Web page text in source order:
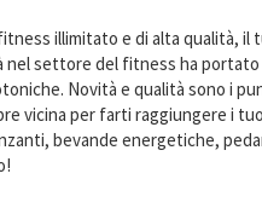
illimitato e di alta qualità, il
nel settore del fitness ha portato
Novità e qualità sono i
vicina per farti raggiungere i
bevande energetiche,